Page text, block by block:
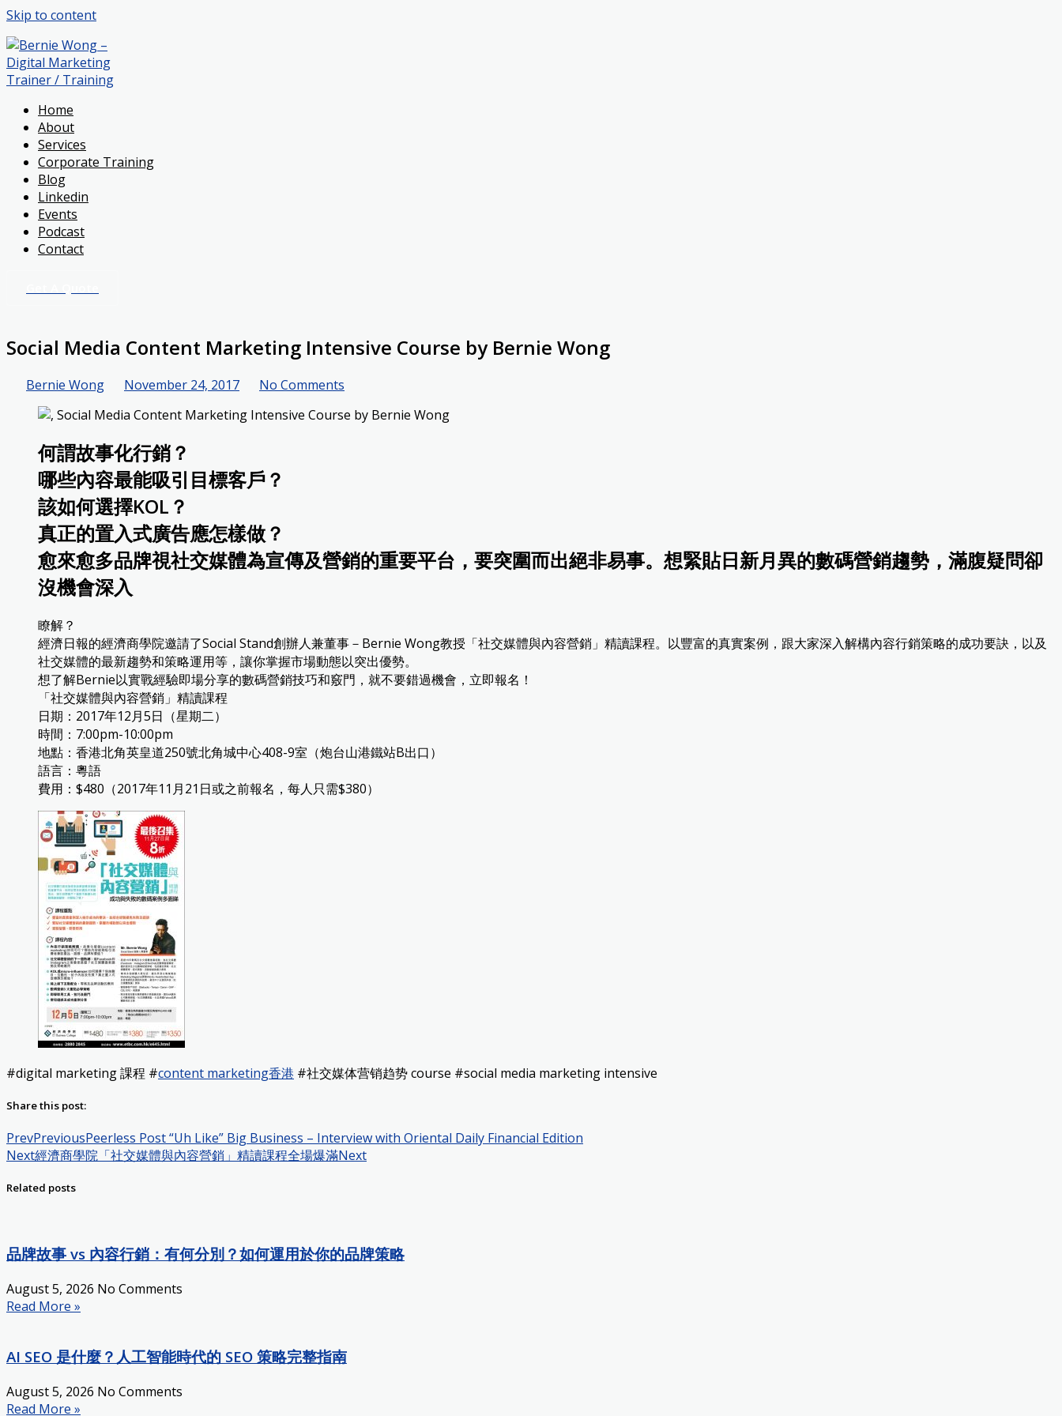
Skip to content
Home
About
Services
Corporate Training
Blog
Linkedin
Events
Podcast
Contact
Social Media Content Marketing Intensive Course by Bernie Wong
Bernie Wong November 24, 2017 No Comments
何謂故事化行銷？
哪些內容最能吸引目標客戶？
該如何選擇KOL？
真正的置入式廣告應怎樣做？
愈來愈多品牌視社交媒體為宣傳及營銷的重要平台，要突圍而出絕非易事。想緊貼日新月異的數碼營銷趨勢，滿腹疑問卻
沒機會深入
瞭解？
經濟日報的經濟商學院邀請了Social Stand創辦人兼董事－Bernie Wong教授「社交媒體與內容營銷」精讀課程。以豐富的真實案例，跟大家深入解構內容行銷策略的成功要訣，以及
社交媒體的最新趨勢和策略運用等，讓你掌握市場動態以突出優勢。
想了解Bernie以實戰經驗即場分享的數碼營銷技巧和竅門，就不要錯過機會，立即報名！
「社交媒體與內容營銷」精讀課程
日期：2017年12月5日（星期二）
時間：7:00pm-10:00pm
地點：香港北角英皇道250號北角城中心408-9室（炮台山港鐵站B出口）
語言：粵語
費用：$480（2017年11月21日或之前報名，每人只需$380）
#digital marketing 課程 #content marketing香港 #社交媒体营销趋势 course #social media marketing intensive
Share this post:
PrevPreviousPeerless Post “Uh Like” Big Business – Interview with Oriental Daily Financial Edition
Next經濟商學院「社交媒體與內容營銷」精讀課程全場爆滿Next
Related posts
品牌故事 vs 內容行銷：有何分別？如何運用於你的品牌策略
August 5, 2026 No Comments
Read More »
AI SEO 是什麼？人工智能時代的 SEO 策略完整指南
August 5, 2026 No Comments
Read More »